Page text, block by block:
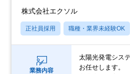
株式会社エクソル
正社員採用 職種・業界未経験OK
業務内容
太陽光発電シス
お任せします。